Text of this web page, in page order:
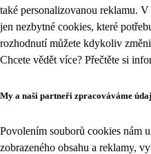
také personalizovanou reklamu.
jen nezbytné cookies, které
rozhodnutí můžete kdykoliv
Chcete vědět více? Přečtěte si
My a naši partneři zpracováváme
Povolením souborů cookies nám
zobrazeného obsahu a reklamy,